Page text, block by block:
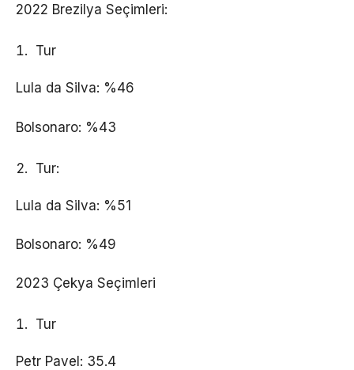
2022 Brezilya Seçimleri:
Tur
Lula da Silva: %46
Bolsonaro: %43
Tur:
Lula da Silva: %51
Bolsonaro: %49
2023 Çekya Seçimleri
Tur
Petr Pavel: 35.4